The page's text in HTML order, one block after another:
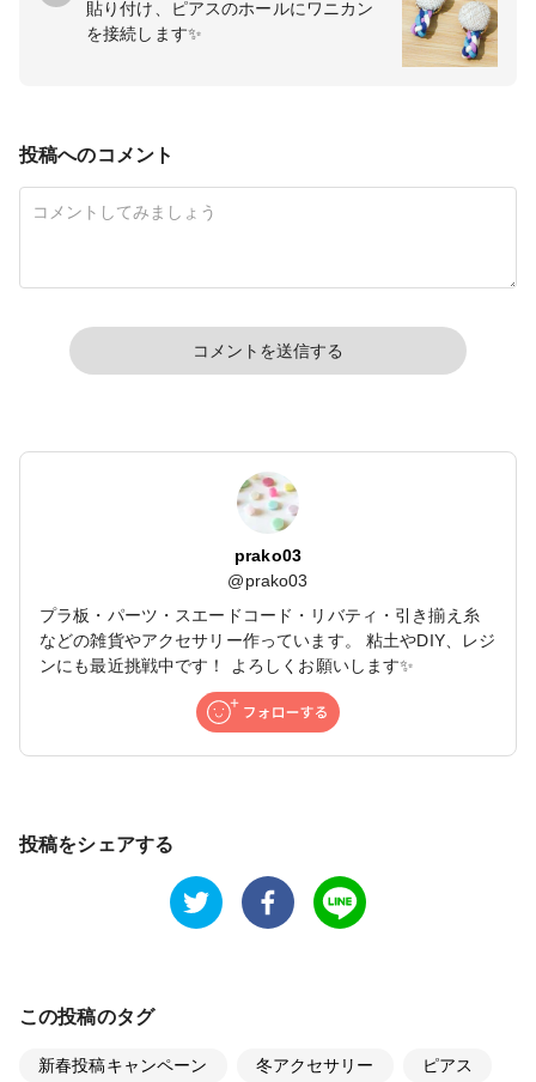
貼り付け、ピアスのホールにワニカン
を接続します✨
投稿へのコメント
コメントを送信する
prako03
@prako03
プラ板・パーツ・スエードコード・リバティ・引き揃え糸
などの雑貨やアクセサリー作っています。 粘土やDIY、レジ
ンにも最近挑戦中です！ よろしくお願いします✨
投稿をシェアする
この投稿のタグ
新春投稿キャンペーン 冬アクセサリー ピアス